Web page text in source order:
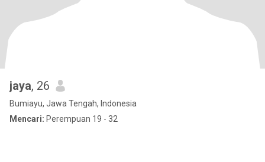
jaya, 26
Bumiayu, Jawa Tengah, Indonesia
Mencari: Perempuan 19 - 32